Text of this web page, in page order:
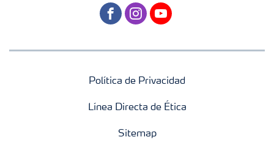
facebookinstagram
youtube
Política de Privacidad
Línea Directa de Ética
Sitemap